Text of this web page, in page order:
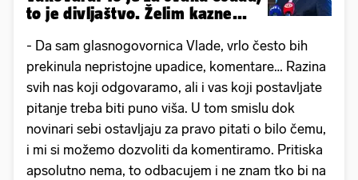
to je divljaštvo. Želim kazne...
- Da sam glasnogovornica Vlade, vrlo često bih
prekinula nepristojne upadice, komentare… Razina
svih nas koji odgovaramo, ali i vas koji postavljate
pitanje treba biti puno viša. U tom smislu dok
novinari sebi ostavljaju za pravo pitati o bilo čemu,
i mi si možemo dozvoliti da komentiramo. Pritiska
apsolutno nema, to odbacujem i ne znam tko bi na